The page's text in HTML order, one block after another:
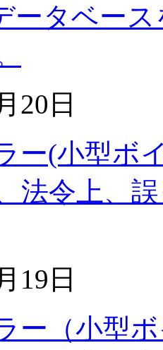
ータベー
20日
ー(小型ボ
法令上、
19日
ー（小型